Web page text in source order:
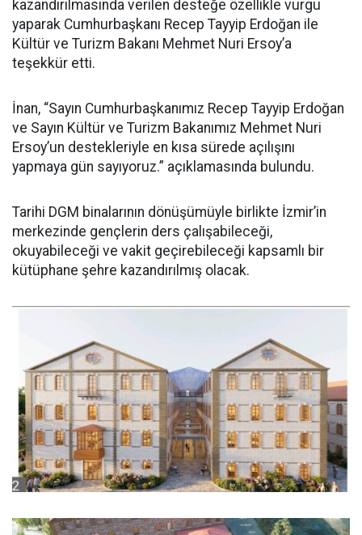
kazandırılmasında verilen desteğe özellikle vurgu
yaparak Cumhurbaşkanı Recep Tayyip Erdoğan ile
Kültür ve Turizm Bakanı Mehmet Nuri Ersoy’a
teşekkür etti.
İnan, “Sayın Cumhurbaşkanımız Recep Tayyip Erdoğan
ve Sayın Kültür ve Turizm Bakanımız Mehmet Nuri
Ersoy’un destekleriyle en kısa sürede açılışını
yapmaya gün sayıyoruz.” açıklamasında bulundu.
Tarihi DGM binalarının dönüşümüyle birlikte İzmir’in
merkezinde gençlerin ders çalışabileceği,
okuyabileceği ve vakit geçirebileceği kapsamlı bir
kütüphane şehre kazandırılmış olacak.